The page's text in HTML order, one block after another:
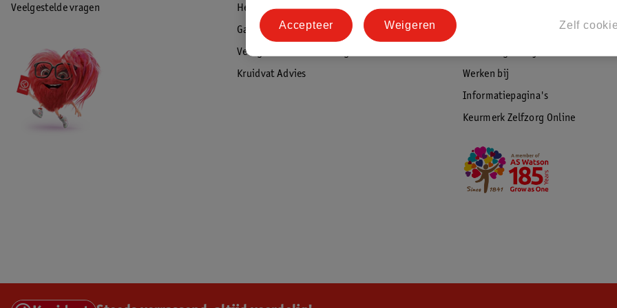
Veelgestelde vragen
Herroepen & retourneren
Garantie
Veiligheidswaarschuwingen
Kruidvat Advies
Werken bij
Informatiepagina's
Keurmerk Zelfzorg Online
Zelf
Weigeren
Accepteer